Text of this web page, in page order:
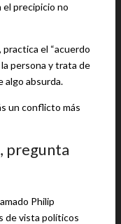
el precipicio no
el “acuerdo
persona y trata de
algo absurda.
un conflicto más
pregunta
Philip
de vista políticos